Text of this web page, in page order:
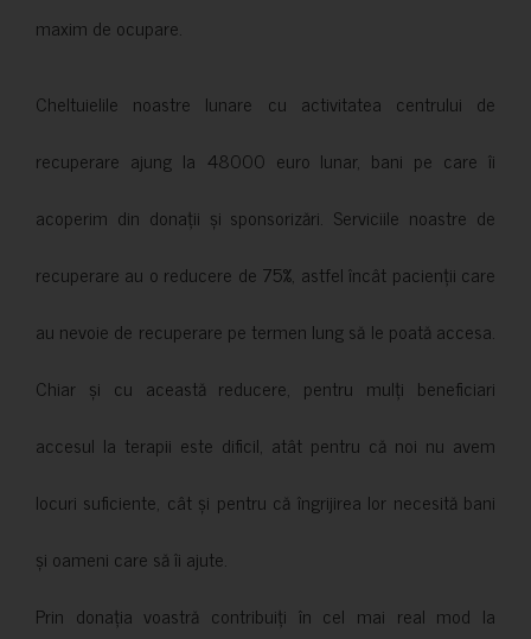
maxim de ocupare.
Cheltuielile noastre lunare cu activitatea centrului de
recuperare ajung la 48000 euro lunar, bani pe care îi
acoperim din donații și sponsorizări. Serviciile noastre de
recuperare au o reducere de 75%, astfel încât pacienții care
au nevoie de recuperare pe termen lung să le poată accesa.
Chiar și cu această reducere, pentru mulți beneficiari
accesul la terapii este dificil, atât pentru că noi nu avem
locuri suficiente, cât și pentru că îngrijirea lor necesită bani
și oameni care să îi ajute.
Prin donația voastră contribuiți în cel mai real mod la